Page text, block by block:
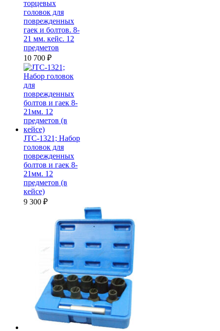
торцевых
головок для
поврежденных
гаек и болтов. 8-
21 мм. кейс. 12
предметов
10 700 ₽
JTC-1321; Набор
головок для
поврежденных
болтов и гаек 8-
21мм. 12
предметов (в
кейсе)
9 300 ₽